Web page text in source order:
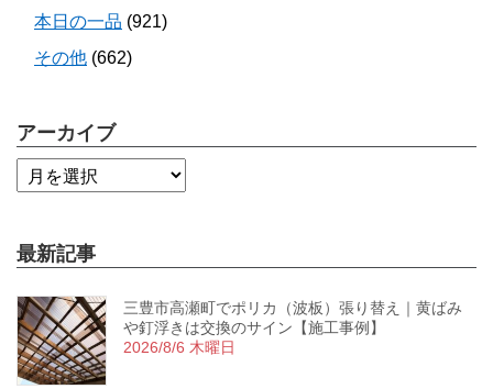
本日の一品 (921)
その他 (662)
アーカイブ
最新記事
三豊市高瀬町でポリカ（波板）張り替え｜黄ばみ
や釘浮きは交換のサイン【施工事例】
2026/8/6 木曜日